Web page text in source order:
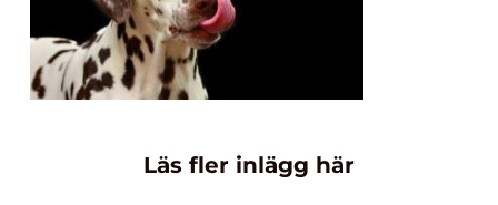
Läs fler inlägg här